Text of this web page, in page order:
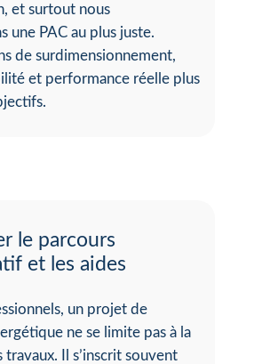
et surtout nous
une PAC au plus juste.
de surdimensionnement,
et performance réelle plus
le parcours
et les aides
un projet de
ne se limite pas à la
travaux. Il s’inscrit souvent